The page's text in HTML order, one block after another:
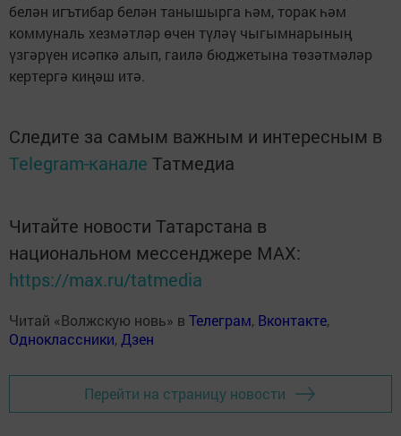
белән игътибар белән танышырга һәм, торак һәм
коммуналь хезмәтләр өчен түләү чыгымнарының
үзгәрүен исәпкә алып, гаилә бюджетына төзәтмәләр
кертергә киңәш итә.
Следите за самым важным и интересным в
Telegram-канале Татмедиа
Читайте новости Татарстана в
национальном мессенджере MАХ:
https://max.ru/tatmedia
Читай «Волжскую новь» в Телеграм, Вконтакте,
Одноклассники, Дзен
Перейти на страницу новости